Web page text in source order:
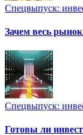
Спецвыпуск:
Зачем весь
Спецвыпуск:
Готовы ли